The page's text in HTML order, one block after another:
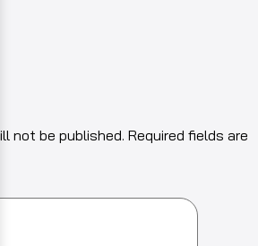
not be published. Required fields are